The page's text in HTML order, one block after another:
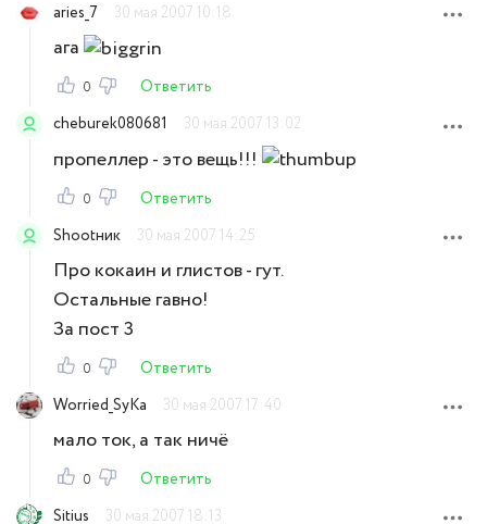
aries_7
30 мая 2007 10:18
ага
0
Ответить
cheburek080681
30 мая 2007 13:02
пропеллер - это вещь!!!
0
Ответить
Shootник
30 мая 2007 14:25
Про кокаин и глистов - гут.
Остальные гавно!
За пост 3
0
Ответить
Worried_SyKa
30 мая 2007 17:40
мало ток, а так ничё
0
Ответить
Sitius
30 мая 2007 18:13